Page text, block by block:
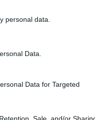
personal data.
Data.
Data for Targeted
Sale, and/or
que más valora la
con una
y que cumple
la candidata se refiere
baezano.
la valía de la cabeza
al holgado
a su retirada, el todavía
ya la anunció meses
las nuevas